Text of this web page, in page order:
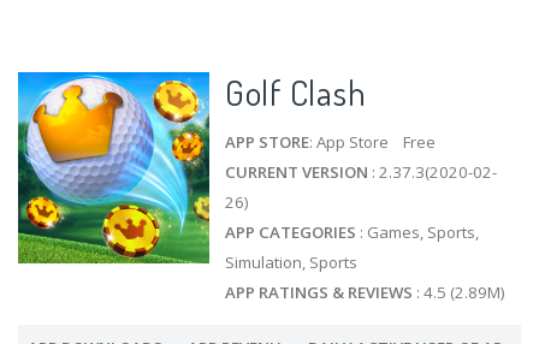
Golf Clash
APP STORE: App Store Free
CURRENT VERSION : 2.37.3(2020-02-
26)
APP CATEGORIES : Games, Sports,
Simulation, Sports
APP RATINGS & REVIEWS : 4.5 (2.89M)